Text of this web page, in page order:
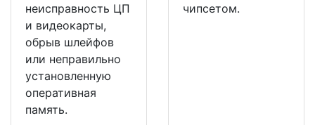
неисправность ЦП
и видеокарты,
обрыв шлейфов
или неправильно
установленную
оперативная
память.
чипсетом.